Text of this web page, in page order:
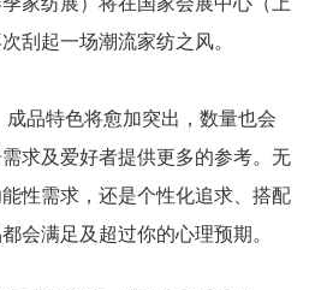
刮起一场潮流家纺之风。
品特色将愈加突出，数量也会
求及爱好者提供更多的参考。无
性需求，还是个性化追求、搭配
会满足及超过你的心理预期。